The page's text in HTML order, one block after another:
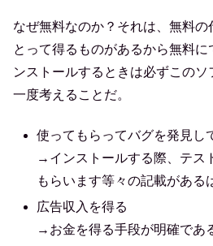
なぜ無料なのか？それは、無料
とって得るものがあるから無料に
ンストールするときは必ずこの
一度考えることだ。
使ってもらってバグを発見し
→インストールする際、テス
もらいます等々の記載がある
広告収入を得る
→お金を得る手段が明確であ